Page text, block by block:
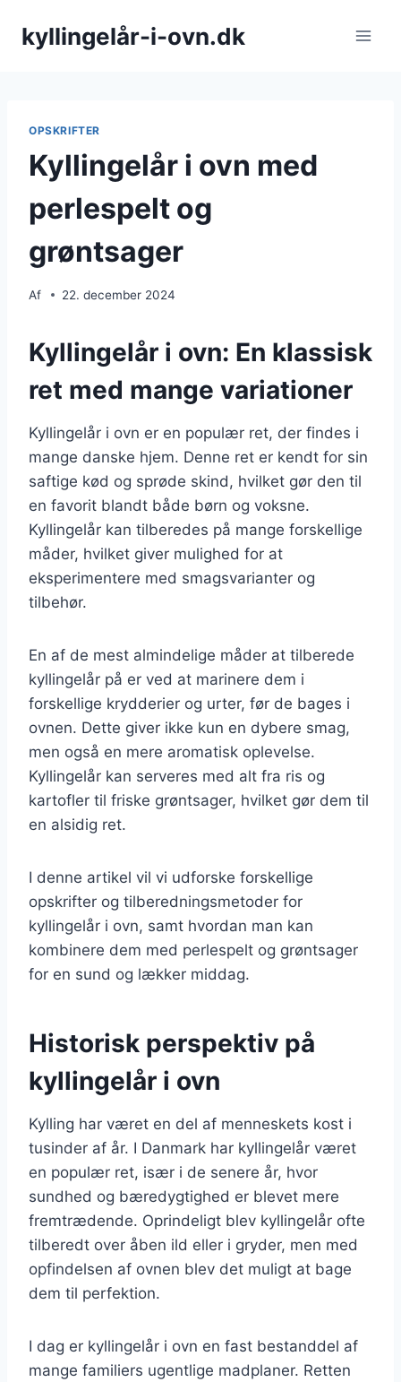
kyllingelår-i-ovn.dk
OPSKRIFTER
Kyllingelår i ovn med
perlespelt og
grøntsager
Af 22. december 2024
Kyllingelår i ovn: En klassisk
ret med mange variationer
Kyllingelår i ovn er en populær ret, der findes i
mange danske hjem. Denne ret er kendt for sin
saftige kød og sprøde skind, hvilket gør den til
en favorit blandt både børn og voksne.
Kyllingelår kan tilberedes på mange forskellige
måder, hvilket giver mulighed for at
eksperimentere med smagsvarianter og
tilbehør.
En af de mest almindelige måder at tilberede
kyllingelår på er ved at marinere dem i
forskellige krydderier og urter, før de bages i
ovnen. Dette giver ikke kun en dybere smag,
men også en mere aromatisk oplevelse.
Kyllingelår kan serveres med alt fra ris og
kartofler til friske grøntsager, hvilket gør dem til
en alsidig ret.
I denne artikel vil vi udforske forskellige
opskrifter og tilberedningsmetoder for
kyllingelår i ovn, samt hvordan man kan
kombinere dem med perlespelt og grøntsager
for en sund og lækker middag.
Historisk perspektiv på
kyllingelår i ovn
Kylling har været en del af menneskets kost i
tusinder af år. I Danmark har kyllingelår været
en populær ret, især i de senere år, hvor
sundhed og bæredygtighed er blevet mere
fremtrædende. Oprindeligt blev kyllingelår ofte
tilberedt over åben ild eller i gryder, men med
opfindelsen af ovnen blev det muligt at bage
dem til perfektion.
I dag er kyllingelår i ovn en fast bestanddel af
mange familiers ugentlige madplaner. Retten